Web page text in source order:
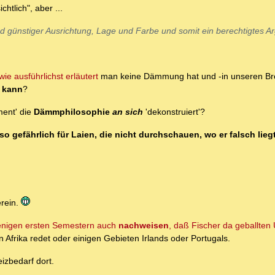
aber ...
günstiger Ausrichtung, Lage und Farbe und somit ein berechtigtes
ausführlichst erläutert man keine Dämmung hat und -in unseren
?
die Dämmphilosophie an sich 'dekonstruiert'?
gefährlich für Laien, die nicht durchschauen, wo er falsch
ersten Semestern auch nachweisen, daß Fischer da geballten
Afrika redet oder einigen Gebieten Irlands oder Portugals.
dort.